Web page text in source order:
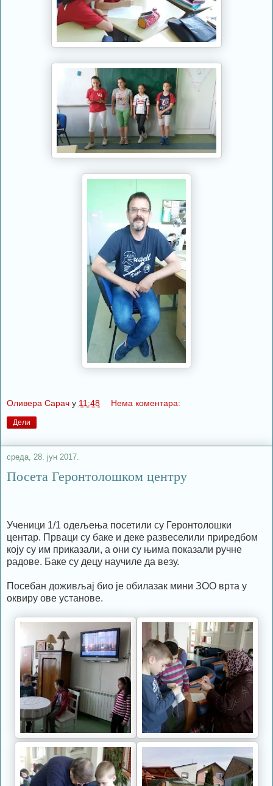
Оливера Сарач у 11:48 Нема коментара:
Дели
среда, 28. јун 2017.
Посета Геронтолошком центру
Ученици 1/1 одељења посетили су Геронтолошки
центар. Прваци су баке и деке развеселили приредбом
коју су им приказали, а они су њима показали ручне
радове. Баке су децу научиле да везу.
Посебан доживљај био је обилазак мини ЗОО врта у
оквиру ове установе.